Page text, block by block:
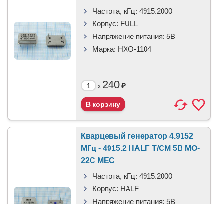
Частота, кГц: 4915.2000
Корпус: FULL
Напряжение питания: 5В
Марка: HXO-1104
x 240₽
Кварцевый генератор 4.9152
МГц - 4915.2 HALF T/CM 5В MO-
22C MEC
Частота, кГц: 4915.2000
Корпус: HALF
Напряжение питания: 5В